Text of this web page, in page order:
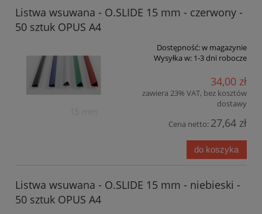
Listwa wsuwana - O.SLIDE 15 mm - czerwony -
50 sztuk OPUS A4
Dostępność:w magazynie
Wysyłka w: 1-3 dni robocze
34,00 zł
zawiera 23% VAT, bez kosztów
dostawy
Cena netto: 27,64 zł
do koszyka
Listwa wsuwana - O.SLIDE 15 mm - niebieski -
50 sztuk OPUS A4